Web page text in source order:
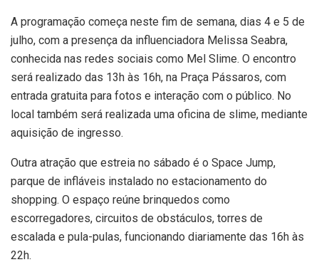
A programação começa neste fim de semana, dias 4 e 5 de
julho, com a presença da influenciadora Melissa Seabra,
conhecida nas redes sociais como Mel Slime. O encontro
será realizado das 13h às 16h, na Praça Pássaros, com
entrada gratuita para fotos e interação com o público. No
local também será realizada uma oficina de slime, mediante
aquisição de ingresso.
Outra atração que estreia no sábado é o Space Jump,
parque de infláveis instalado no estacionamento do
shopping. O espaço reúne brinquedos como
escorregadores, circuitos de obstáculos, torres de
escalada e pula-pulas, funcionando diariamente das 16h às
22h.